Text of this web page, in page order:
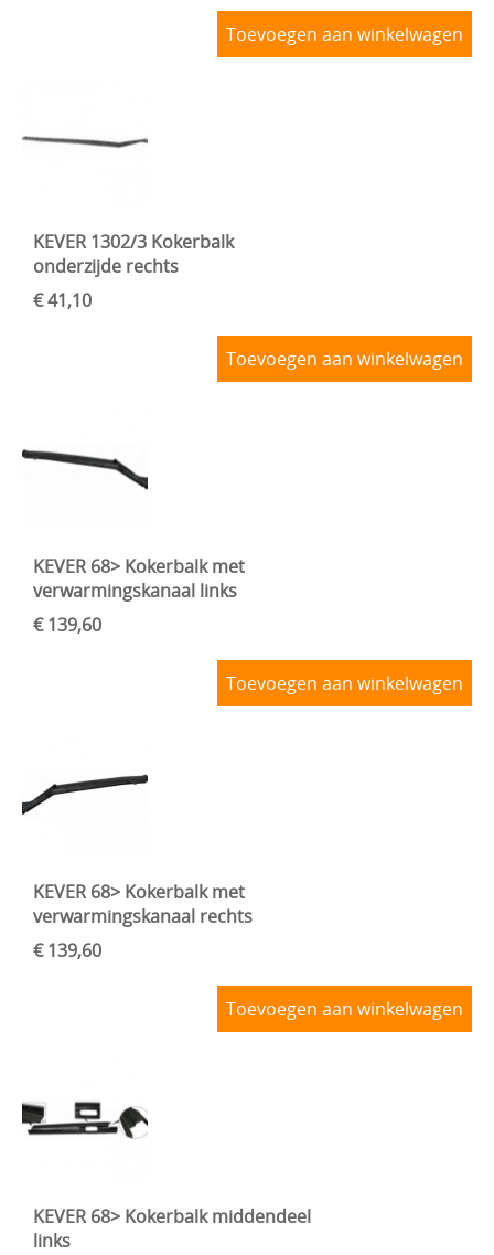
Toevoegen aan winkelwagen
KEVER 1302/3 Kokerbalk
onderzijde rechts
€ 41,10
Toevoegen aan winkelwagen
KEVER 68> Kokerbalk met
verwarmingskanaal links
€ 139,60
Toevoegen aan winkelwagen
KEVER 68> Kokerbalk met
verwarmingskanaal rechts
€ 139,60
Toevoegen aan winkelwagen
KEVER 68> Kokerbalk middendeel
links